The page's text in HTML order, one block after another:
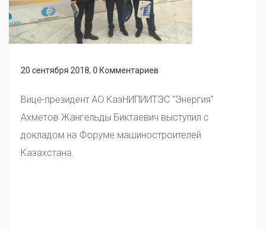
20 сентября 2018, 0 Комментариев
Вице-президент АО КазНИПИИТЭС "Энергия"
Ахметов Жангельды Биктаевич выступил с
докладом на Форуме машиностроителей
Казахстана.